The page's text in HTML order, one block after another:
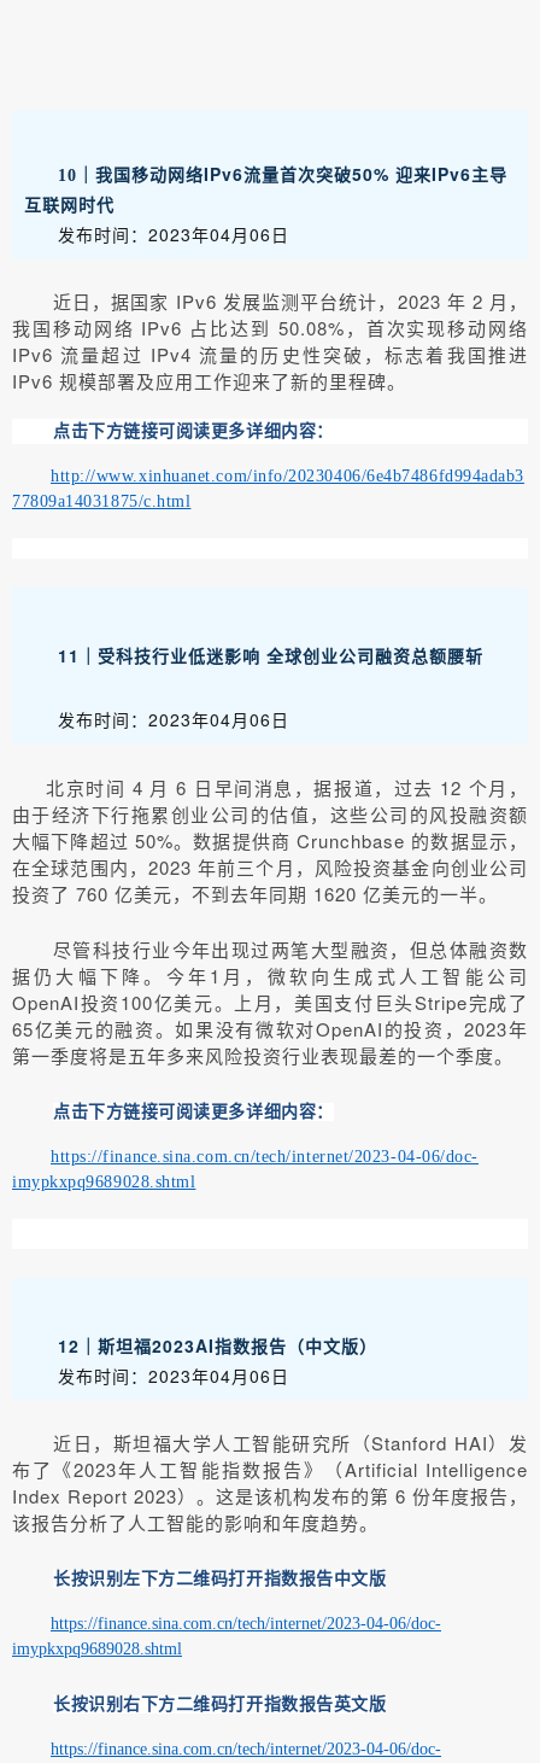
10｜ 我国移动网络IPv6流量首次突破50% 迎来IPv6主导
互联网时代
发布时间：2023年04月06日
近日，据国家 IPv6 发展监测平台统计，2023 年 2 月，
我国移动网络 IPv6 占比达到 50.08%，首次实现移动网络
IPv6 流量超过 IPv4 流量的历史性突破，标志着我国推进
IPv6 规模部署及应用工作迎来了新的里程碑。
点击下方链接可阅读更多详细内容：
http://www.xinhuanet.com/info/20230406/6e4b7486fd994adab3
77809a14031875/c.html
11｜受科技行业低迷影响 全球创业公司融资总额腰斩
发布时间：2023年04月06日
北京时间 4 月 6 日早间消息，据报道，过去 12 个月，
由于经济下行拖累创业公司的估值，这些公司的风投融资额
大幅下降超过 50%。数据提供商 Crunchbase 的数据显示，
在全球范围内，2023 年前三个月，风险投资基金向创业公司
投资了 760 亿美元，不到去年同期 1620 亿美元的一半。
尽管科技行业今年出现过两笔大型融资，但总体融资数
据仍大幅下降。今年1月，微软向生成式人工智能公司
OpenAI投资100亿美元。上月，美国支付巨头Stripe完成了
65亿美元的融资。如果没有微软对OpenAI的投资，2023年
第一季度将是五年多来风险投资行业表现最差的一个季度。
点击下方链接可阅读更多详细内容：
https://finance.sina.com.cn/tech/internet/2023-04-06/doc-
imypkxpq9689028.shtml
12｜斯坦福2023AI指数报告（中文版）
发布时间：2023年04月06日
近日，斯坦福大学人工智能研究所（Stanford HAI）发
布了《2023年人工智能指数报告》（Artificial Intelligence
Index Report 2023）。这是该机构发布的第 6 份年度报告，
该报告分析了人工智能的影响和年度趋势。
长按识别左下方二维码打开指数报告中文版
https://finance.sina.com.cn/tech/internet/2023-04-06/doc-
imypkxpq9689028.shtml
长按识别右下方二维码打开指数报告英文版
https://finance.sina.com.cn/tech/internet/2023-04-06/doc-